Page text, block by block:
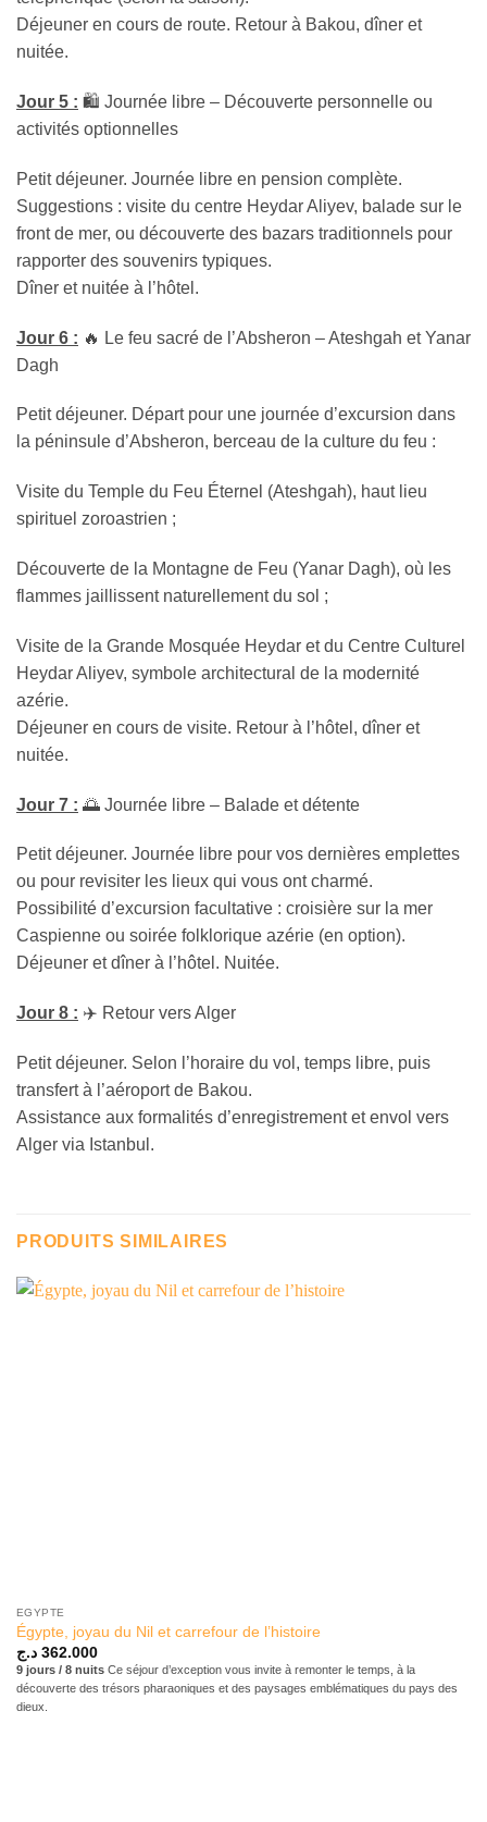
Déjeuner en cours de route. Retour à Bakou, dîner et
nuitée.
Jour 5 : 🛍️ Journée libre – Découverte personnelle ou
activités optionnelles
Petit déjeuner. Journée libre en pension complète.
Suggestions : visite du centre Heydar Aliyev, balade sur le
front de mer, ou découverte des bazars traditionnels pour
rapporter des souvenirs typiques.
Dîner et nuitée à l’hôtel.
Jour 6 : 🔥 Le feu sacré de l’Absheron – Ateshgah et Yanar
Dagh
Petit déjeuner. Départ pour une journée d’excursion dans
la péninsule d’Absheron, berceau de la culture du feu :
Visite du Temple du Feu Éternel (Ateshgah), haut lieu
spirituel zoroastrien ;
Découverte de la Montagne de Feu (Yanar Dagh), où les
flammes jaillissent naturellement du sol ;
Visite de la Grande Mosquée Heydar et du Centre Culturel
Heydar Aliyev, symbole architectural de la modernité
azérie.
Déjeuner en cours de visite. Retour à l’hôtel, dîner et
nuitée.
Jour 7 : 🌅 Journée libre – Balade et détente
Petit déjeuner. Journée libre pour vos dernières emplettes
ou pour revisiter les lieux qui vous ont charmé.
Possibilité d’excursion facultative : croisière sur la mer
Caspienne ou soirée folklorique azérie (en option).
Déjeuner et dîner à l’hôtel. Nuitée.
Jour 8 : ✈️ Retour vers Alger
Petit déjeuner. Selon l’horaire du vol, temps libre, puis
transfert à l’aéroport de Bakou.
Assistance aux formalités d’enregistrement et envol vers
Alger via Istanbul.
PRODUITS SIMILAIRES
EGYPTE
Égypte, joyau du Nil et carrefour de l’histoire
362.000 د.ج
9 jours / 8 nuitsCe séjour d’exception vous invite à remonter le temps, à la
découverte des trésors pharaoniques et des paysages emblématiques du pays des
dieux.